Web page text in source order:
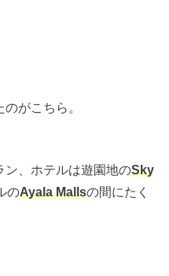
がこちら。
ン、ホテルは遊園地のSky
のAyala Mallsの間にたく